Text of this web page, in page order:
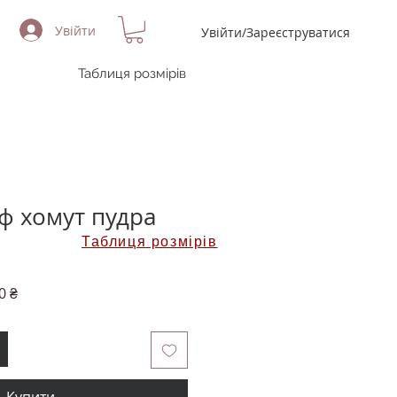
Увійти Увійти/Зареєструватися
Таблиця розмірів
хомут пудра
₴За
Таблиця розмірів